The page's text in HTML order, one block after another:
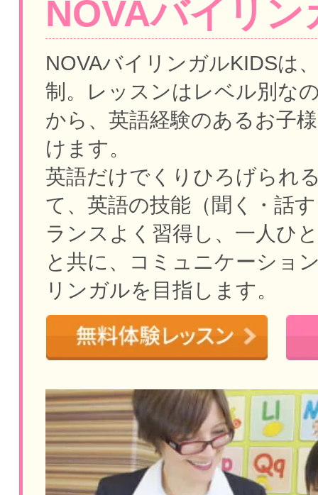
NOVAバイリン
NOVAバイリンガルKIDSは
制。
レッスンはレベル別な
から、英語経験のあるお子
けます。
英語だけでくりひろげられ
て、英語の技能（聞く・話
ランスよく習得し、一人ひ
と共に、コミュニケーショ
リンガルを目指します。